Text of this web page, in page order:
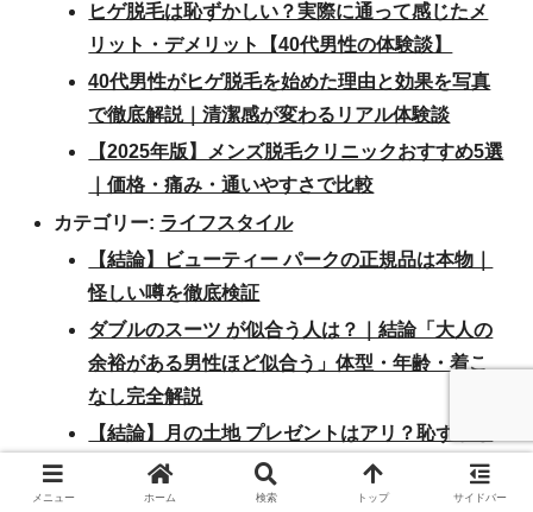
ヒゲ脱毛は恥ずかしい？実際に通って感じたメ
リット・デメリット【40代男性の体験談】
40代男性がヒゲ脱毛を始めた理由と効果を写真
で徹底解説｜清潔感が変わるリアル体験談
【2025年版】メンズ脱毛クリニックおすすめ5選
｜価格・痛み・通いやすさで比較
カテゴリー: ライフスタイル
【結論】ビューティー パークの正規品は本物｜
怪しい噂を徹底検証
ダブルのスーツ が似合う人は？｜結論「大人の
余裕がある男性ほど似合う」体型・年齢・着こ
なし完全解説
【結論】月の土地 プレゼントはアリ？恥ずかし
い？後悔しない選び方を男性目線で完全解説
リカバリー ウェアは意味ない？怪しい・効果な
メニュー ホーム 検索 トップ サイドバー